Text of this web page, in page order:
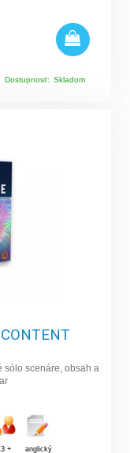
Dostupnosť: Skladom
sólo scenáre, obsah a
+ anglický